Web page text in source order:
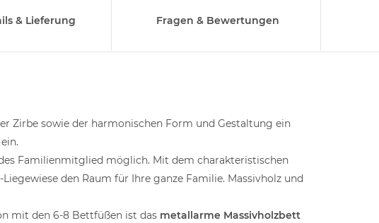
& Lieferung Fragen & Bewertungen
Zirbe sowie der harmonischen Form und Gestaltung ein
Familienmitglied möglich. Mit dem charakteristischen
den Raum für Ihre ganze Familie. Massivholz und
mit den 6-8 Bettfüßen ist das metallarme Massivholzbett